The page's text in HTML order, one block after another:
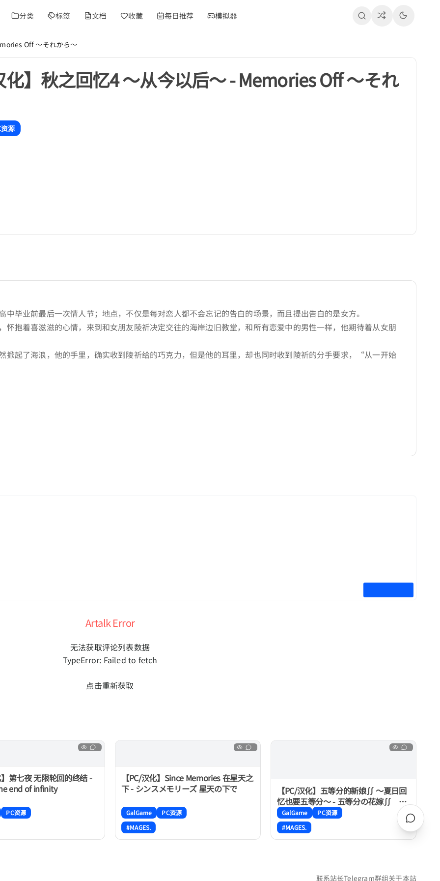
分类 标签 文档 收藏 每日推荐 模拟器
Off ～それから～
】秋之回忆4 ～从今以后～ - Memories Off ～それ
源
毕业前最后一次情人节；地点，不仅是每对恋人都不会忘记的告白的场景，而且提出告白的是女方。
抱着喜滋滋的心情，来到和女朋友陵祈决定交往的海岸边旧教堂，和所有恋爱中的男性一样，他期待着从女朋
掀起了海浪，他的手里，确实收到陵祈给的巧克力，但是他的耳里，却也同时收到陵祈的分手要求，“从一开始
Artalk Error
无法获取评论列表数据
TypeError: Failed to fetch
点击重新获取
第七夜 无限轮回的终结 -
end of infinity
PC资源
【PC/汉化】Since Memories 在星天之
下 - シンスメモリーズ 星天の下で
GalGame
PC资源
#MAGES.
【PC/汉化】五等分的新娘∬ ～夏日回
忆也要五等分～ - 五等分の花嫁∬ ～
夏の思い出も五等分～
GalGame
PC资源
#MAGES.
联系站长Telegram群组关于本站